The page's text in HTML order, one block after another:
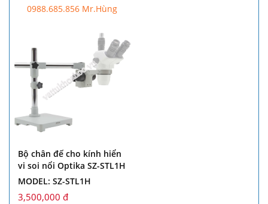
0988.685.856 Mr.Hùng
Bộ chân đế cho kính hiển
vi soi nổi Optika SZ-STL1H
MODEL: SZ-STL1H
3,500,000 đ